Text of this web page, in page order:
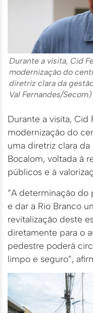
Durante a visita, Cid
modernização do
diretriz clara da
Val Fernandes/Secom)
Durante a visita, Cid
modernização do
uma diretriz clara
Bocalom, voltada à
públicos e à
“A determinação
e dar a Rio Branco
revitalização deste
diretamente para o
pedestre poderá
limpo e seguro”,